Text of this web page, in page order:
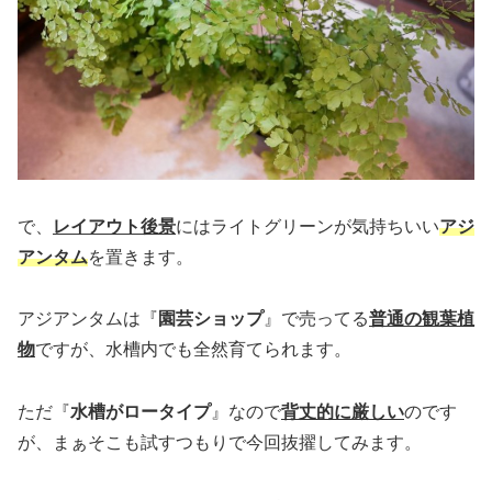
で、 レイアウト後景にはライトグリーンが気持ちいいアジ
アンタムを置きます。
アジアンタムは『園芸ショップ』で売ってる普通の観葉植
物ですが、水槽内でも全然育てられます。
ただ『水槽がロータイプ』なので背丈的に厳しいのです
が、まぁそこも試すつもりで今回抜擢してみます。